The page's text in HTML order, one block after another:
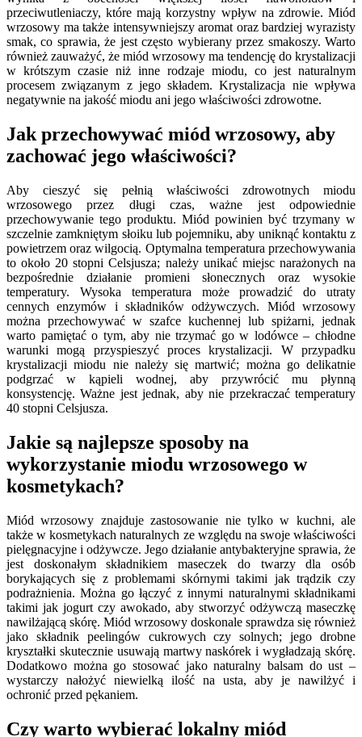
przeciwutleniaczy, które mają korzystny wpływ na zdrowie. Miód
wrzosowy ma także intensywniejszy aromat oraz bardziej wyrazisty
smak, co sprawia, że jest często wybierany przez smakoszy. Warto
również zauważyć, że miód wrzosowy ma tendencję do krystalizacji
w krótszym czasie niż inne rodzaje miodu, co jest naturalnym
procesem związanym z jego składem. Krystalizacja nie wpływa
negatywnie na jakość miodu ani jego właściwości zdrowotne.
Jak przechowywać miód wrzosowy, aby
zachować jego właściwości?
Aby cieszyć się pełnią właściwości zdrowotnych miodu
wrzosowego przez długi czas, ważne jest odpowiednie
przechowywanie tego produktu. Miód powinien być trzymany w
szczelnie zamkniętym słoiku lub pojemniku, aby uniknąć kontaktu z
powietrzem oraz wilgocią. Optymalna temperatura przechowywania
to około 20 stopni Celsjusza; należy unikać miejsc narażonych na
bezpośrednie działanie promieni słonecznych oraz wysokie
temperatury. Wysoka temperatura może prowadzić do utraty
cennych enzymów i składników odżywczych. Miód wrzosowy
można przechowywać w szafce kuchennej lub spiżarni, jednak
warto pamiętać o tym, aby nie trzymać go w lodówce – chłodne
warunki mogą przyspieszyć proces krystalizacji. W przypadku
krystalizacji miodu nie należy się martwić; można go delikatnie
podgrzać w kąpieli wodnej, aby przywrócić mu płynną
konsystencję. Ważne jest jednak, aby nie przekraczać temperatury
40 stopni Celsjusza.
Jakie są najlepsze sposoby na
wykorzystanie miodu wrzosowego w
kosmetykach?
Miód wrzosowy znajduje zastosowanie nie tylko w kuchni, ale
także w kosmetykach naturalnych ze względu na swoje właściwości
pielęgnacyjne i odżywcze. Jego działanie antybakteryjne sprawia, że
jest doskonałym składnikiem maseczek do twarzy dla osób
borykających się z problemami skórnymi takimi jak trądzik czy
podrażnienia. Można go łączyć z innymi naturalnymi składnikami
takimi jak jogurt czy awokado, aby stworzyć odżywczą maseczkę
nawilżającą skórę. Miód wrzosowy doskonale sprawdza się również
jako składnik peelingów cukrowych czy solnych; jego drobne
kryształki skutecznie usuwają martwy naskórek i wygładzają skórę.
Dodatkowo można go stosować jako naturalny balsam do ust –
wystarczy nałożyć niewielką ilość na usta, aby je nawilżyć i
ochronić przed pękaniem.
Czy warto wybierać lokalny miód